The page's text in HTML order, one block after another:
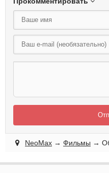
NeoMax → Фильмы →